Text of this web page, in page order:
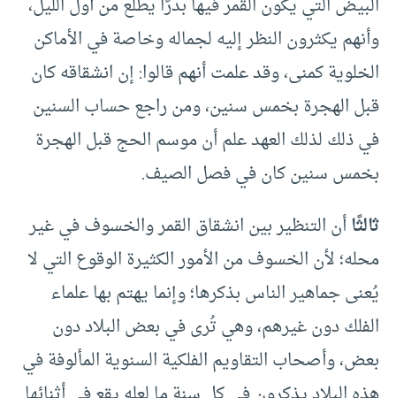
وأنهم يكثرون النظر إليه لجماله وخاصة في الأماكن
الخلوية كمنى، وقد علمت أنهم قالوا: إن انشقاقه كان
قبل الهجرة بخمس سنين، ومن راجع حساب السنين
في ذلك لذلك العهد علم أن موسم الحج قبل الهجرة
بخمس سنين كان في فصل الصيف.
ثالثًاأن التنظير بين انشقاق القمر والخسوف في غير
محله؛ لأن الخسوف من الأمور الكثيرة الوقوع التي لا
يُعنى جماهير الناس بذكرها؛ وإنما يهتم بها علماء
الفلك دون غيرهم، وهي تُرى في بعض البلاد دون
بعض، وأصحاب التقاويم الفلكية السنوية المألوفة في